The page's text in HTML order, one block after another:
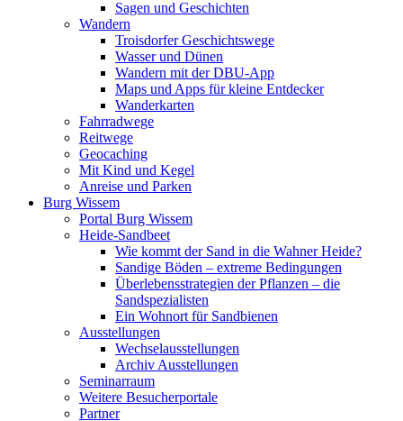
Sagen und Geschichten
Wandern
Troisdorfer Geschichtswege
Wasser und Dünen
Wandern mit der DBU-App
Maps und Apps für kleine Entdecker
Wanderkarten
Fahrradwege
Reitwege
Geocaching
Mit Kind und Kegel
Anreise und Parken
Burg Wissem
Portal Burg Wissem
Heide-Sandbeet
Wie kommt der Sand in die Wahner Heide?
Sandige Böden – extreme Bedingungen
Überlebensstrategien der Pflanzen – die
Sandspezialisten
Ein Wohnort für Sandbienen
Ausstellungen
Wechselausstellungen
Archiv Ausstellungen
Seminarraum
Weitere Besucherportale
Partner